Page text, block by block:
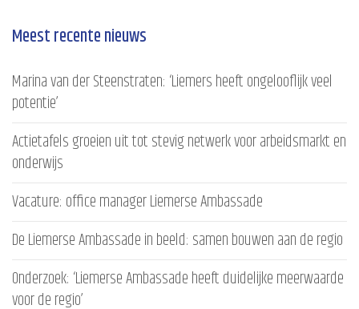
Meest recente nieuws
Marina van der Steenstraten: ‘Liemers heeft ongelooflijk veel
potentie’
Actietafels groeien uit tot stevig netwerk voor arbeidsmarkt en
onderwijs
Vacature: office manager Liemerse Ambassade
De Liemerse Ambassade in beeld: samen bouwen aan de regio
Onderzoek: ‘Liemerse Ambassade heeft duidelijke meerwaarde
voor de regio’